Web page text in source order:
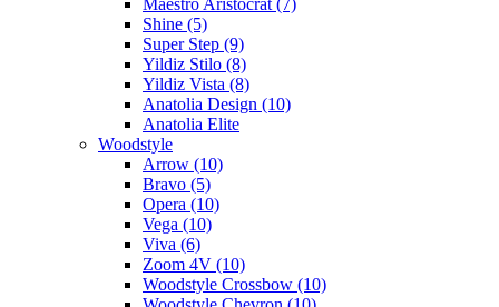
Shine (5)
Super Step (9)
Yildiz Stilo (8)
Yildiz Vista (8)
Anatolia Design (10)
Anatolia Elite
Woodstyle
Arrow (10)
Bravo (5)
Opera (10)
Vega (10)
Viva (6)
Zoom 4V (10)
Woodstyle Crossbow (10)